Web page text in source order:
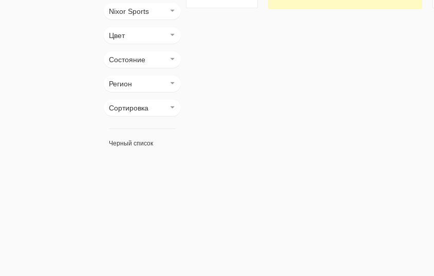
Nixor Sports
Цвет
Состояние
Регион
Сортировка
Черный список